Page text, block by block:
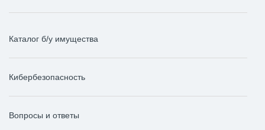
Каталог б/у имущества
Кибербезопасность
Вопросы и ответы